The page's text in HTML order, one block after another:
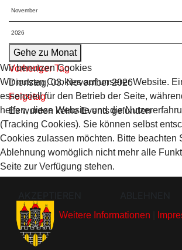
Gehe zu Monat
Vorheriger Tag
Dienstag, 03. November 2026
Folgetag
Es wurden keine Events gefunden
Wir benutzen Cookies
Wir nutzen Cookies auf unserer Website.
essenziell für den Betrieb der Seite,
helfen, diese Website und die
(Tracking Cookies). Sie können selbst
Cookies zulassen möchten. Bitte beachten
Ablehnung womöglich nicht mehr alle
Seite zur Verfügung stehen.
Weitere Informationen